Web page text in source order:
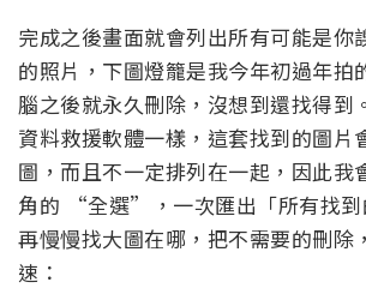
完成之後畫面就會列出所有可能是你
的照片，下圖燈籠是我今年初過年拍
腦之後就永久刪除，沒想到還找得到
資料救援軟體一樣，這套找到的圖片
圖，而且不一定排列在一起，因此我
角的 “全選”，一次匯出「所有找到
再慢慢找大圖在哪，把不需要的刪除
速：